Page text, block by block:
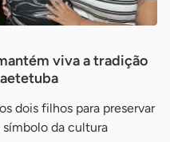
viva a tradição
dois filhos para preservar
da cultura